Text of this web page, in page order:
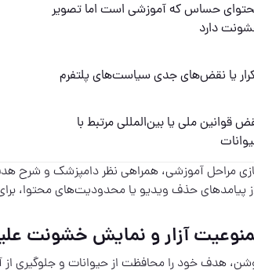
حساس که آموزشی است اما تصویر
دارد
یا نقض‌های جدی سیاست‌های پلتفرم
قوانین ملی یا بین‌المللی مرتبط با
مراحل آموزشی، همراهی نظر دامپزشک و شرح
پیامدهای حذف ویدیو یا محدودیت‌های محتوا،
آزار و نمایش خشونت
هدف خود را محافظت از حیوانات و جلوگیری از